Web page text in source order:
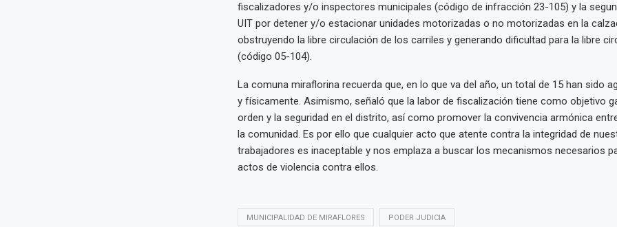
fiscalizadores y/o inspectores municipales (código de infracción 23-105) y la
UIT por detener y/o estacionar unidades motorizadas o no motorizadas en la
obstruyendo la libre circulación de los carriles y generando dificultad para la libre
(código 05-104).
La comuna miraflorina recuerda que, en lo que va del año, un total de 15 han sido
y físicamente. Asimismo, señaló que la labor de fiscalización tiene como objetivo
orden y la seguridad en el distrito, así como promover la convivencia armónica
la comunidad. Es por ello que cualquier acto que atente contra la integridad de
trabajadores es inaceptable y nos emplaza a buscar los mecanismos necesarios
actos de violencia contra ellos.
MUNICIPALIDAD DE MIRAFLORES PODER JUDICIA